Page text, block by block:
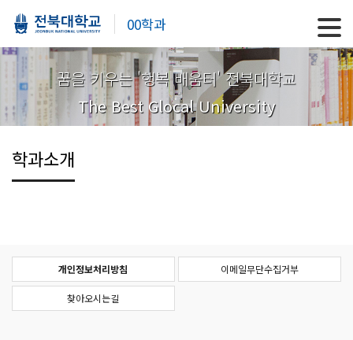
00학과
꿈을 키우는 '행복 배움터' 전북대학교
The Best Glocal University
학과소개
개인정보처리방침 이메일무단수집거부
찾아오시는길